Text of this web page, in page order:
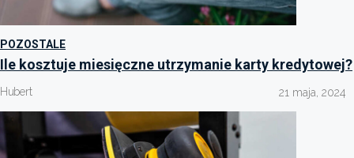
POZOSTALE
Ile kosztuje miesięczne utrzymanie karty kredytowej?
Hubert 21 maja, 2024